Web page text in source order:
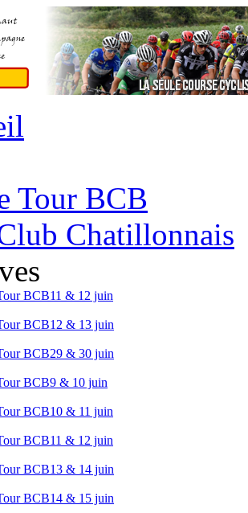
Tour BCB
Chatillonnais
BCB11 & 12 juin
BCB12 & 13 juin
BCB29 & 30 juin
BCB9 & 10 juin
BCB10 & 11 juin
BCB11 & 12 juin
BCB13 & 14 juin
BCB14 & 15 juin